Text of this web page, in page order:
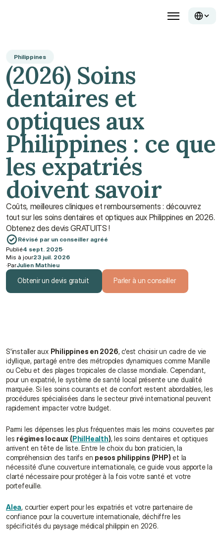
Philippines
(2026) Soins
dentaires et
optiques aux
Philippines : ce que
les expatriés
doivent savoir
Coûts, meilleures cliniques et remboursements : découvrez
tout sur les soins dentaires et optiques aux Philippines en 2026.
Obtenez des devis GRATUITS !
Révisé par un conseiller agréé
Publié4 sept. 2025·
Mis à jour23 juil. 2026
·ParJulien Mathieu
Obtenir un devis gratuit Parler à un conseiller
S'installer aux Philippines en 2026, c'est choisir un cadre de vie
idyllique, partagé entre des métropoles dynamiques comme Manille
ou Cebu et des plages tropicales de classe mondiale. Cependant,
pour un expatrié, le système de santé local présente une dualité
marquée. Si les soins courants et de confort restent abordables, les
procédures spécialisées dans le secteur privé international peuvent
rapidement impacter votre budget.
Parmi les dépenses les plus fréquentes mais les moins couvertes par
les régimes locaux (PhilHealth), les soins dentaires et optiques
arrivent en tête de liste. Entre le choix du bon praticien, la
compréhension des tarifs en pesos philippins (PHP) et la
nécessité d'une couverture internationale, ce guide vous apporte la
clarté nécessaire pour protéger à la fois votre santé et votre
portefeuille.
Alea, courtier expert pour les expatriés et votre partenaire de
confiance pour la couverture internationale, déchiffre les
spécificités du paysage médical philippin en 2026.